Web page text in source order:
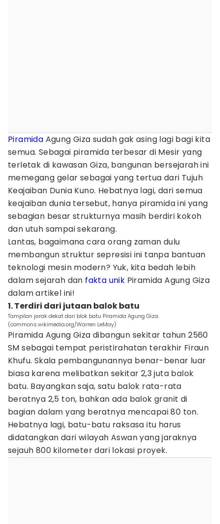
Piramida Agung Giza sudah gak asing lagi bagi kita
semua. Sebagai piramida terbesar di Mesir yang
terletak di kawasan Giza, bangunan bersejarah ini
memegang gelar sebagai yang tertua dari Tujuh
Keajaiban Dunia Kuno. Hebatnya lagi, dari semua
keajaiban dunia tersebut, hanya piramida ini yang
sebagian besar strukturnya masih berdiri kokoh
dan utuh sampai sekarang.
Lantas, bagaimana cara orang zaman dulu
membangun struktur sepresisi ini tanpa bantuan
teknologi mesin modern? Yuk, kita bedah lebih
dalam sejarah dan fakta unik Piramida Agung Giza
dalam artikel ini!
1. Terdiri dari jutaan balok batu
Tampilan jarak dekat dari blok batu Piramida Agung Giza.
(commons.wikimedia.org/Warren LeMay)
Piramida Agung Giza dibangun sekitar tahun 2560
SM sebagai tempat peristirahatan terakhir Firaun
Khufu. Skala pembangunannya benar-benar luar
biasa karena melibatkan sekitar 2,3 juta balok
batu. Bayangkan saja, satu balok rata-rata
beratnya 2,5 ton, bahkan ada balok granit di
bagian dalam yang beratnya mencapai 80 ton.
Hebatnya lagi, batu-batu raksasa itu harus
didatangkan dari wilayah Aswan yang jaraknya
sejauh 800 kilometer dari lokasi proyek.